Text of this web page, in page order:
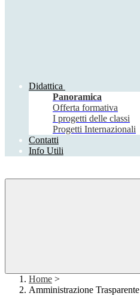
Didattica
Panoramica
Offerta formativa
I progetti delle classi
Progetti Internazionali
Contatti
Info Utili
Home >
Amministrazione Trasparente